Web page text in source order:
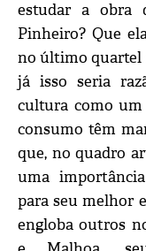
estudar a obra
Pinheiro? Que
no último quartel
já isso seria
cultura como um
consumo têm
que, no quadro
uma
para seu melhor
engloba outros